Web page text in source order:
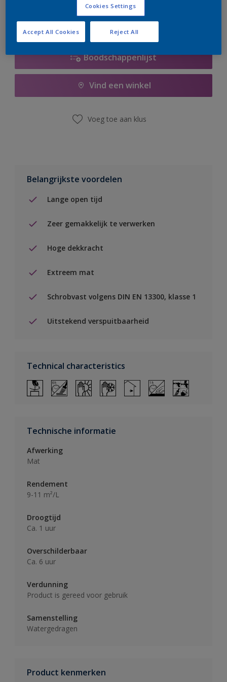
Boodschappenlijst
Vind een winkel
Voeg toe aan klus
Belangrijkste voordelen
Lange open tijd
Zeer gemakkelijk te verwerken
Hoge dekkracht
Extreem mat
Schrobvast volgens DIN EN 13300, klasse 1
Uitstekend verspuitbaarheid
Technical characteristics
Technische informatie
Afwerking
Mat
Rendement
9-11 m²/L
Droogtijd
Ca. 1 uur
Overschilderbaar
Ca. 6 uur
Verdunning
Product is gereed voor gebruik
Samenstelling
Watergedragen
Product kenmerken
Cookies Settings
Reject All
Accept All Cookies